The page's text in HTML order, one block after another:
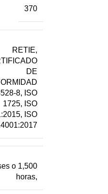
370
RETIE,
DE
8, ISO
1725, ISO
ISO
o 1,500
horas,